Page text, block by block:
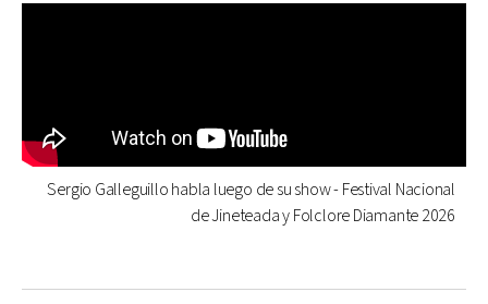
Sergio Galleguillo habla luego de su show - Festival Nacional
de Jineteada y Folclore Diamante 2026